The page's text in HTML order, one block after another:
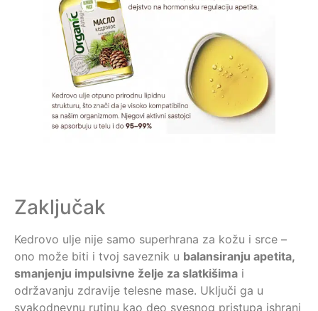
Zaključak
Kedrovo ulje nije samo superhrana za kožu i srce –
ono može biti i tvoj saveznik u balansiranju apetita,
smanjenju impulsivne želje za slatkišima i
održavanju zdravije telesne mase. Uključi ga u
svakodnevnu rutinu kao deo svesnog pristupa ishrani